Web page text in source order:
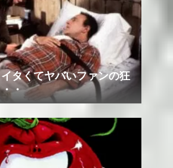
タくてヤバいファンの狂
・